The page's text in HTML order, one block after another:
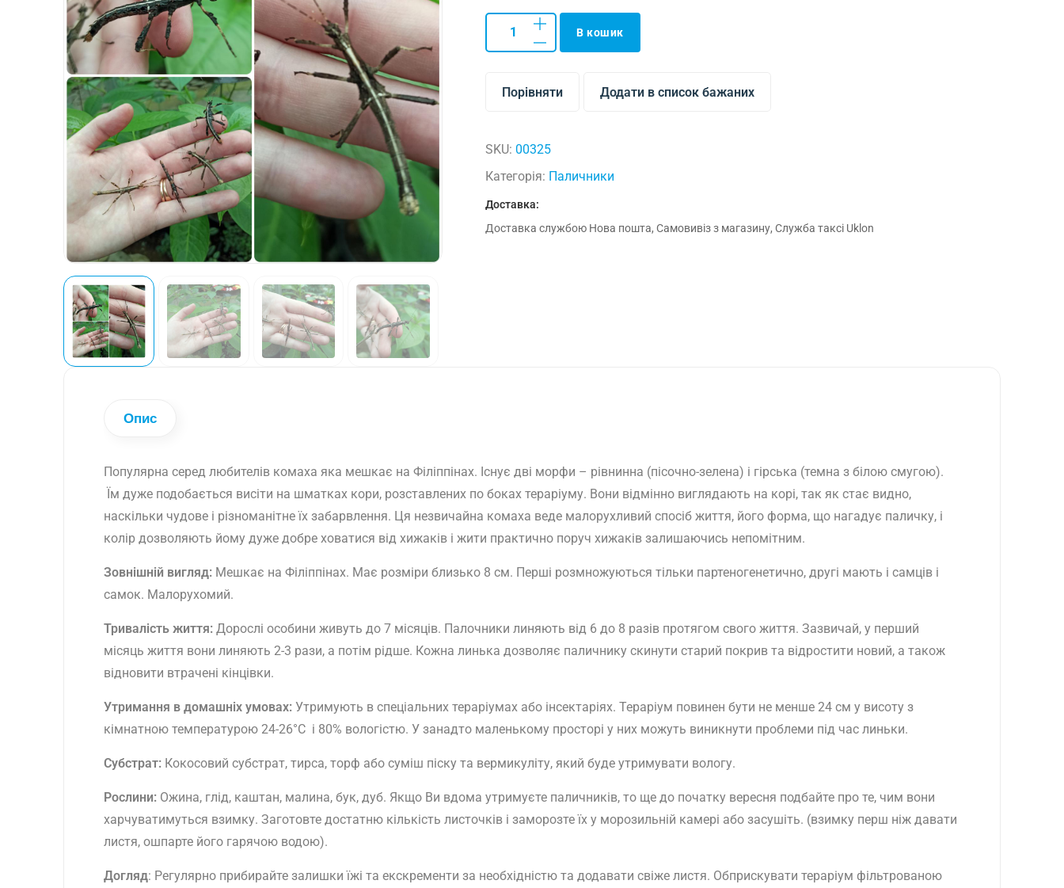
В кошик
Порівняти Додати в список бажаних
SKU:00325
Категорія: Паличники
Доставка:
Доставка службою Нова пошта, Самовивіз з магазину, Служба таксі Uklon
Опис
Популярна серед любителів комаха яка мешкає на Філіппінах. Існує дві морфи – рівнинна (пісочно-зелена) і гірська (темна з білою смугою).
Їм дуже подобається висіти на шматках кори, розставлених по боках тераріуму. Вони відмінно виглядають на корі, так як стає видно,
наскільки чудове і різноманітне їх забарвлення. Ця незвичайна комаха веде малорухливий спосіб життя, його форма, що нагадує паличку, і
колір дозволяють йому дуже добре ховатися від хижаків і жити практично поруч хижаків залишаючись непомітним.
Зовнішній вигляд: Мешкає на Філіппінах. Має розміри близько 8 см. Перші розмножуються тільки партеногенетично, другі мають і самців і
самок. Малорухомий.
Тривалість життя: Дорослі особини живуть до 7 місяців. Палочники линяють від 6 до 8 разів протягом свого життя. Зазвичай, у перший
місяць життя вони линяють 2-3 рази, а потім рідше. Кожна линька дозволяє паличнику скинути старий покрив та відростити новий, а також
відновити втрачені кінцівки.
Утримання в домашніх умовах: Утримують в спеціальних тераріумах або інсектаріях. Тераріум повинен бути не менше 24 см у висоту з
кімнатною температурою 24-26°C і 80% вологістю. У занадто маленькому просторі у них можуть виникнути проблеми під час линьки.
Субстрат: Кокосовий субстрат, тирса, торф або суміш піску та вермикуліту, який буде утримувати вологу.
Рослини: Ожина, глід, каштан, малина, бук, дуб. Якщо Ви вдома утримуєте паличників, то ще до початку вересня подбайте про те, чим вони
харчуватимуться взимку. Заготовте достатню кількість листочків і заморозте їх у морозильній камері або засушіть. (взимку перш ніж давати
листя, ошпарте його гарячою водою).
Догляд: Регулярно прибирайте залишки їжі та екскременти за необхідністю та додавати свіже листя. Обприскувати тераріум фільтрованою